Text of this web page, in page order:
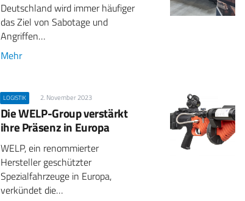
Deutschland wird immer häufiger
das Ziel von Sabotage und
Angriffen…
Mehr
LOGISTIK 2. November 2023
Die WELP-Group verstärkt
ihre Präsenz in Europa
WELP, ein renommierter
Hersteller geschützter
Spezialfahrzeuge in Europa,
verkündet die…